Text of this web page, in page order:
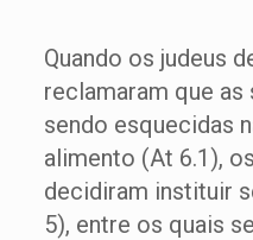
Quando os judeus
reclamaram que as
sendo esquecidas
alimento (At 6.1),
decidiram instituir
5), entre os quais